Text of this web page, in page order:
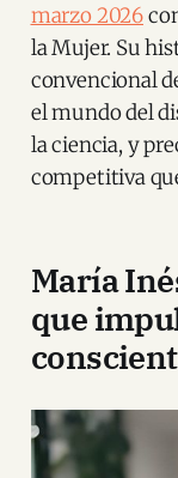
marzo 2026
la Mujer. Su
convencional
el mundo del
la ciencia, y
competitiva
María
que